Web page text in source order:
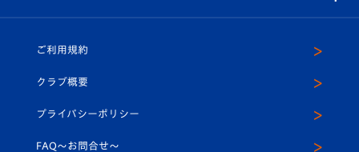
ホームタウン
平和祈念活動
U-18
スクール
ヴィヴィくんインスタグラム
公式LINE＠
ご利用規約
クラブ概要
プライバシーポリシー
FAQ〜お問合せ〜